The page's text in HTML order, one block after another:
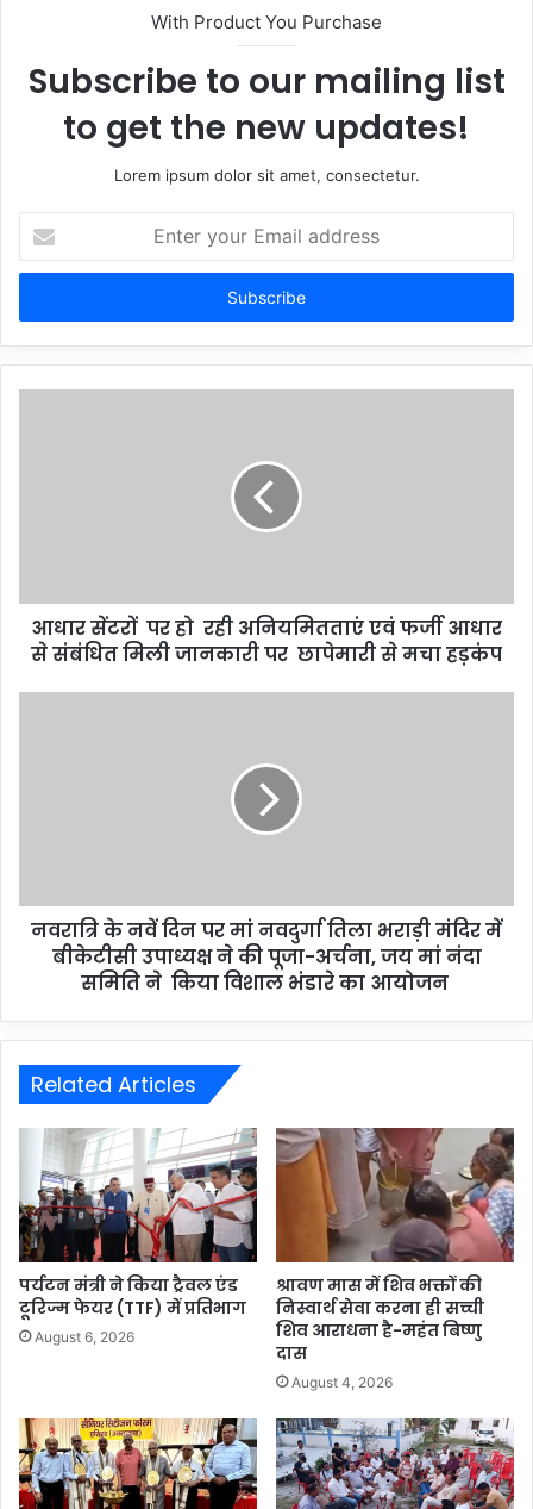
With Product You Purchase
Subscribe to our mailing list
to get the new updates!
Lorem ipsum dolor sit amet, consectetur.
your
Email
आधार सेंटरों पर हो रही अनियमितताएं एवं फर्जी आधार
से संबंधित मिली जानकारी पर छापेमारी से मचा हड़कंप
नवरात्रि के नवें दिन पर मां नवदुर्गा तिला भराड़ी मंदिर में
बीकेटीसी उपाध्यक्ष ने की पूजा-अर्चना, जय मां नंदा
समिति ने किया विशाल भंडारे का आयोजन
Related Articles
पर्यटन मंत्री ने किया ट्रैवल एंड
टूरिज्म फेयर (TTF) में प्रतिभाग
August 6, 2026
श्रावण मास में शिव भक्तों की
निस्वार्थ सेवा करना ही सच्ची
शिव आराधना है-महंत बिष्णु
दास
August 4, 2026